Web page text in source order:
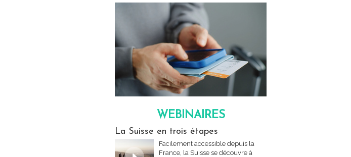
WEBINAIRES
La Suisse en trois étapes
Facilement accessible depuis la
France, la Suisse se découvre à